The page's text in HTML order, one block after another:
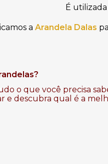
É utilizada
a Arandela Dalas
o que você precisa
e descubra qual é a